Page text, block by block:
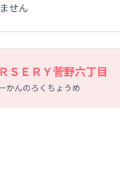
せん
ＳＥＲＹ菅野六丁目
かんのろくちょうめ